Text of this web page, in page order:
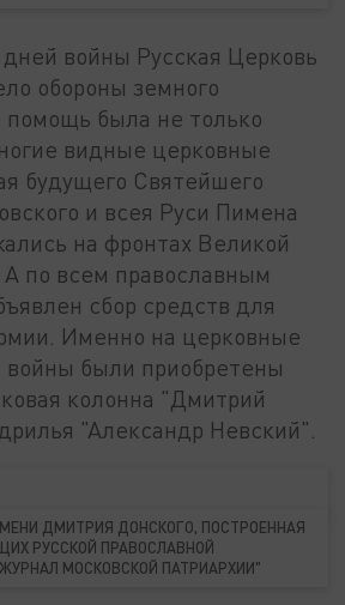
войны Русская Церковь
обороны земного
была не только
видные церковные
будущего Святейшего
и всея Руси Пимена
на фронтах Великой
по всем православным
сбор средств для
Именно на церковные
войны были приобретены
колонна "Дмитрий
"Александр Невский".
ДМИТРИЯ ДОНСКОГО, ПОСТРОЕННАЯ
РУССКОЙ ПРАВОСЛАВНОЙ
МОСКОВСКОЙ ПАТРИАРХИИ"